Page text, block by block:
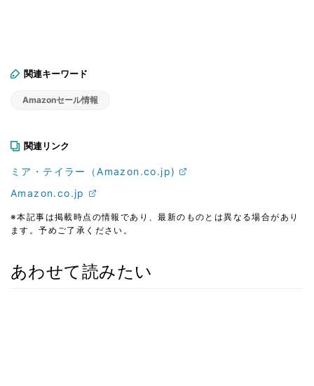
関連キーワード
Amazonセール情報
関連リンク
ミア・テイラー（Amazon.co.jp)
Amazon.co.jp
※本記事は掲載時点の情報であり、最新のものとは異なる場合があり
ます。予めご了承ください。
あわせて読みたい